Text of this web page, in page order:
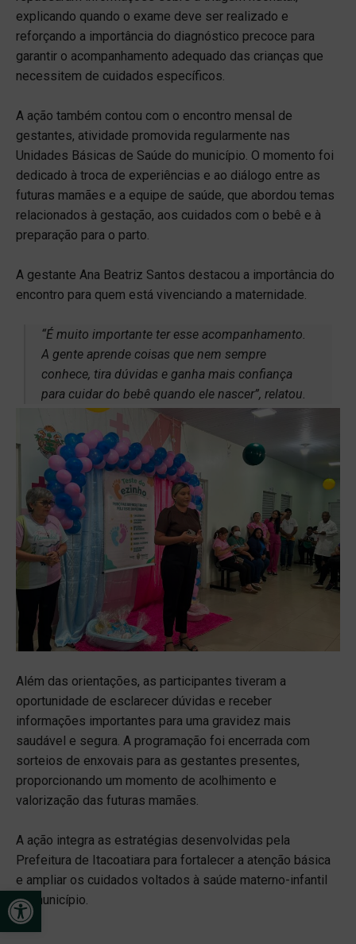
Open toolbar
explicando quando o exame deve ser realizado e
reforçando a importância do diagnóstico precoce para
garantir o acompanhamento adequado das crianças que
necessitem de cuidados específicos.
A ação também contou com o encontro mensal de
gestantes, atividade promovida regularmente nas
Unidades Básicas de Saúde do município. O momento foi
dedicado à troca de experiências e ao diálogo entre as
futuras mamães e a equipe de saúde, que abordou temas
relacionados à gestação, aos cuidados com o bebê e à
preparação para o parto.
A gestante Ana Beatriz Santos destacou a importância do
encontro para quem está vivenciando a maternidade.
“É muito importante ter esse acompanhamento.
A gente aprende coisas que nem sempre
conhece, tira dúvidas e ganha mais confiança
para cuidar do bebê quando ele nascer”, relatou.
Além das orientações, as participantes tiveram a
oportunidade de esclarecer dúvidas e receber
informações importantes para uma gravidez mais
saudável e segura. A programação foi encerrada com
sorteios de enxovais para as gestantes presentes,
proporcionando um momento de acolhimento e
valorização das futuras mamães.
A ação integra as estratégias desenvolvidas pela
Prefeitura de Itacoatiara para fortalecer a atenção básica
e ampliar os cuidados voltados à saúde materno-infantil
no município.